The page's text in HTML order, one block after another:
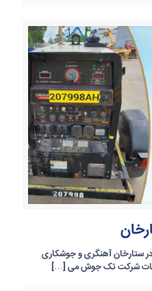
آهنگری و جوشکاری
شرکت تک جوش می […]